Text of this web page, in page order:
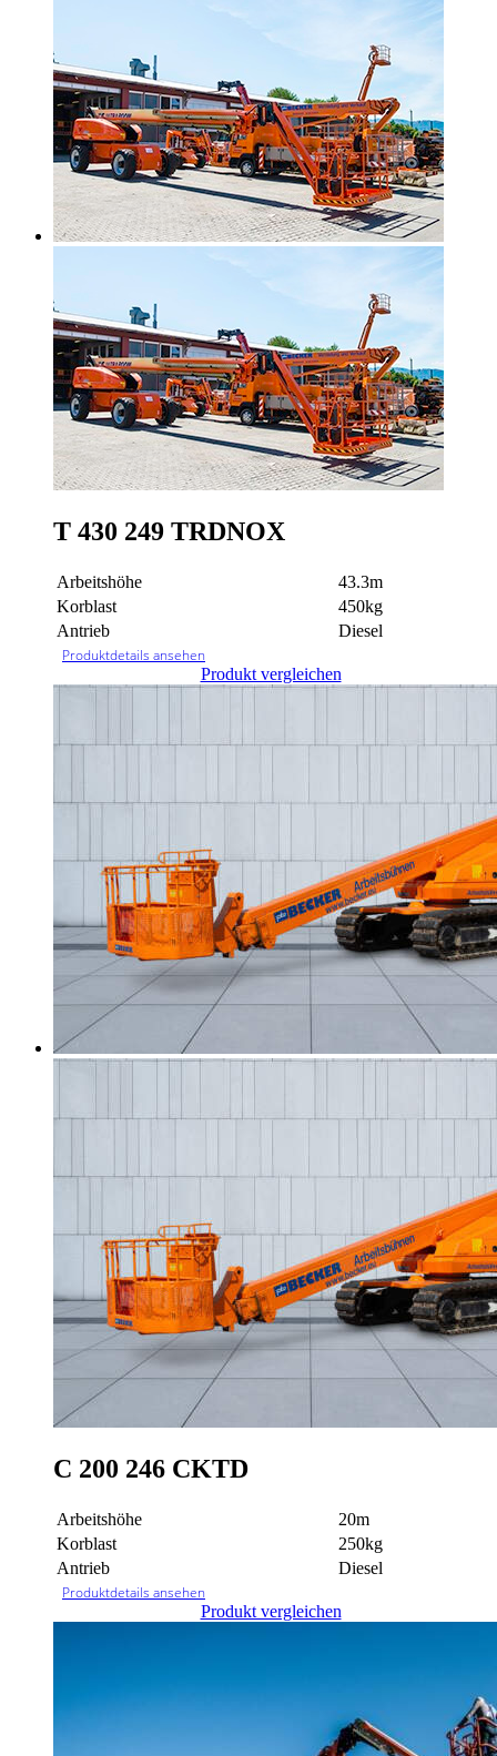
T 430 249 TRDNOX
Arbeitshöhe
43.3m
Korblast
450kg
Antrieb
Diesel
Produktdetails ansehen
Produkt vergleichen
C 200 246 CKTD
Arbeitshöhe
20m
Korblast
250kg
Antrieb
Diesel
Produktdetails ansehen
Produkt vergleichen